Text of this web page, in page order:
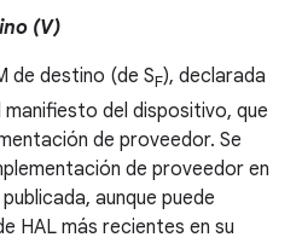
(V)
de destino (de SF), declarada
del dispositivo, que
de proveedor. Se
de proveedor en
aunque puede
HAL más recientes en su